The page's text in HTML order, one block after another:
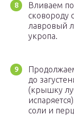
Вливаем
сковороду
лавровый
укропа.
до
(крышку
соли и